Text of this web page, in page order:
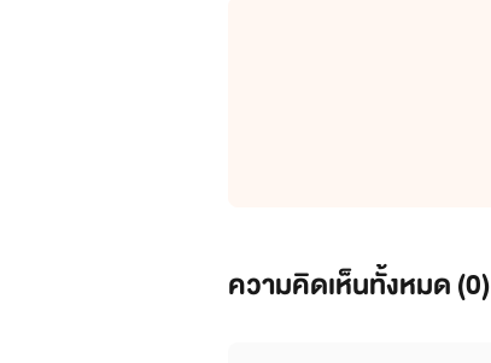
ความคิดเห็นทั้งหมด (0)